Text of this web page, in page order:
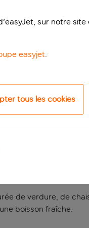
de collines
de la
de verdure, de
boisson fraîche.
sur notre site
easyjet
tous les cookies